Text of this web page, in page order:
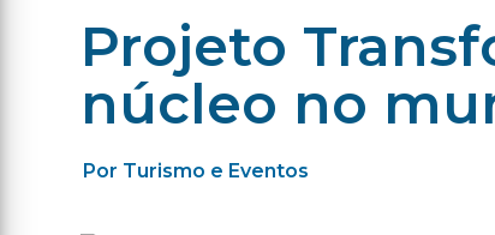
Projeto
núcleo no
Por Turismo e Eventos